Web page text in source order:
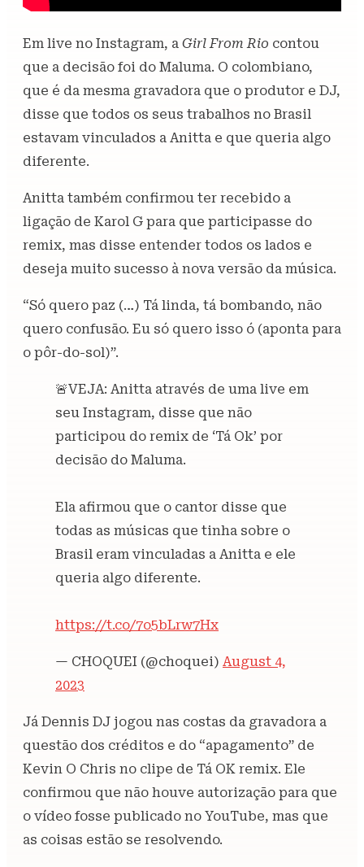
Em live no Instagram, a Girl From Rio contou
que a decisão foi do Maluma. O colombiano,
que é da mesma gravadora que o produtor e DJ,
disse que todos os seus trabalhos no Brasil
estavam vinculados a Anitta e que queria algo
diferente.
Anitta também confirmou ter recebido a
ligação de Karol G para que participasse do
remix, mas disse entender todos os lados e
deseja muito sucesso à nova versão da música.
“Só quero paz (…) Tá linda, tá bombando, não
quero confusão. Eu só quero isso ó (aponta para
o pôr-do-sol)”.
🚨VEJA: Anitta através de uma live em
seu Instagram, disse que não
participou do remix de ‘Tá Ok’ por
decisão do Maluma.
Ela afirmou que o cantor disse que
todas as músicas que tinha sobre o
Brasil eram vinculadas a Anitta e ele
queria algo diferente.
https://t.co/7o5bLrw7Hx
— CHOQUEI (@choquei) August 4,
2023
Já Dennis DJ jogou nas costas da gravadora a
questão dos créditos e do “apagamento” de
Kevin O Chris no clipe de Tá OK remix. Ele
confirmou que não houve autorização para que
o vídeo fosse publicado no YouTube, mas que
as coisas estão se resolvendo.